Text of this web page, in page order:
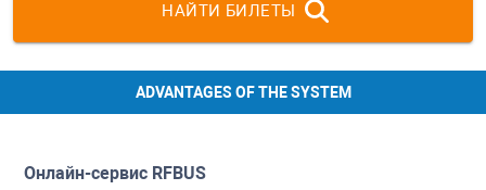
НАЙТИ БИЛЕТЫ
ADVANTAGES OF THE SYSTEM
Онлайн-сервис RFBUS